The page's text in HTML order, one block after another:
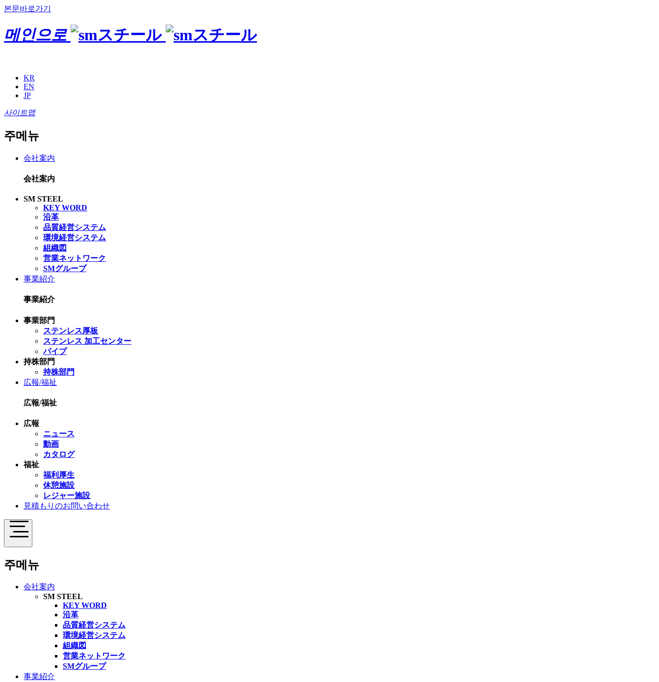
본문바로가기
메인으로
KR
EN
JP
사이트맵
주메뉴
会社案内
会社案内
SM STEEL
KEY WORD
沿革
品質経営システム
環境経営システム
組織図
営業ネットワーク
SMグループ
事業紹介
事業紹介
事業部門
ステンレス厚板
ステンレス 加工センター
パイプ
持株部門
持株部門
広報/福祉
広報/福祉
広報
ニュース
動画
カタログ
福祉
福利厚生
休憩施設
レジャー施設
見積もりのお問い合わせ
주메뉴
会社案内
SM STEEL
KEY WORD
沿革
品質経営システム
環境経営システム
組織図
営業ネットワーク
SMグループ
事業紹介